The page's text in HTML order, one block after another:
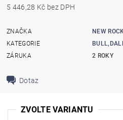
5 446,28 Kč bez DPH
ZNAČKA
NEW
KATEGORIE
ZÁRUKA
2 ROKY
Dotaz
ZVOLTE VARIANTU